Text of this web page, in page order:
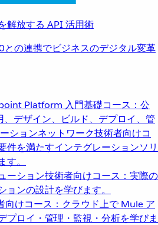
解放する API 活用術
の連携でビジネスのデジタル変革
Platform 入門基礎コース：公
デザイン、ビルド、デプロイ、管
ションネットワーク技術者向けコ
件を満たすインテグレーションソリ
。
ーション技術者向けコース：実際の
ンの設計を学びます。
向けコース：クラウド上で Mule ア
プロイ・管理・監視・分析を学びま